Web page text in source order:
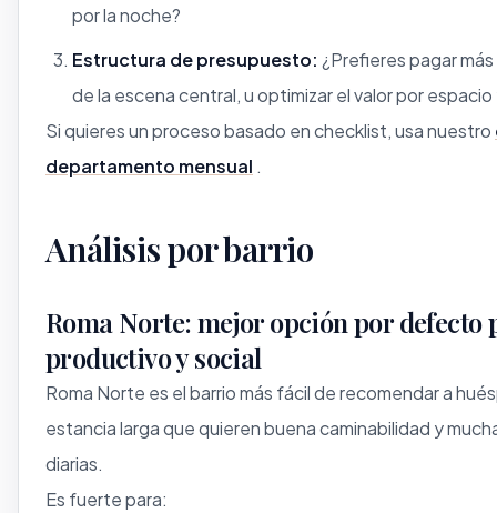
por la noche?
Estructura de presupuesto: ¿Prefieres pagar
de la escena central, u optimizar el valor por espacio
Si quieres un proceso basado en checklist, usa nuestro
departamento mensual .
Análisis por barrio
Roma Norte: mejor opción por defecto
productivo y social
Roma Norte es el barrio más fácil de recomendar a
estancia larga que quieren buena caminabilidad y
diarias.
Es fuerte para: